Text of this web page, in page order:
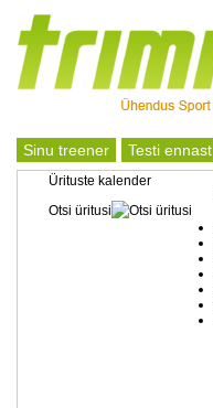
Sinu treener Testi ennast
Ürituste kalender
Otsi üritusi